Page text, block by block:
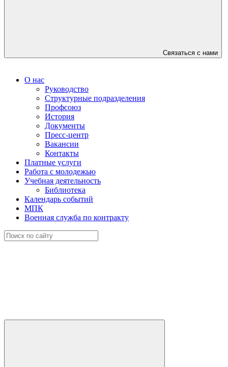
Связаться с нами
О нас
Руководство
Структурные подразделения
Профсоюз
История
Документы
Пресс-центр
Вакансии
Контакты
Платные услуги
Работа с молодежью
Учебная деятельность
Библиотека
Календарь событий
МПК
Военная служба по контракту